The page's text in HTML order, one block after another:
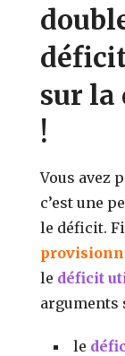
déficit
sur la
!
Vous avez
c’est une
le déficit.
le déficit
arguments
le